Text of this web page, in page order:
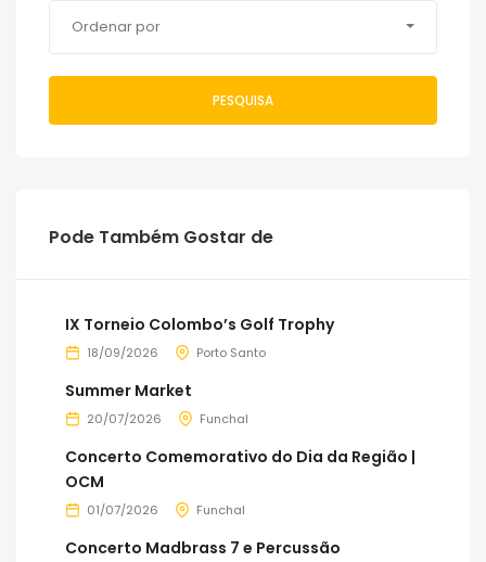
Ordenar por
PESQUISA
Pode Também Gostar de
IX Torneio Colombo’s Golf Trophy
18/09/2026 Porto Santo
Summer Market
20/07/2026 Funchal
Concerto Comemorativo do Dia da Região |
OCM
01/07/2026 Funchal
Concerto Madbrass 7 e Percussão